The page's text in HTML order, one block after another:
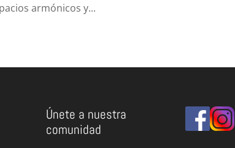
armónicos y...
Únete a nuestra
comunidad